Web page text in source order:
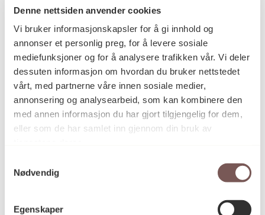
Denne nettsiden anvender cookies
Vi bruker informasjonskapsler for å gi innhold og
annonser et personlig preg, for å levere sosiale
mediefunksjoner og for å analysere trafikken vår. Vi deler
dessuten informasjon om hvordan du bruker nettstedet
vårt, med partnerne våre innen sosiale medier,
annonsering og analysearbeid, som kan kombinere den
med annen informasjon du har gjort tilgjengelig for dem,
eller som de har samlet inn gjennom din bruk av
Nødvendig
Egenskaper
Kunstner Håkon Bleken
Kategori Grafikk, Litografi
Teknikk og
materiale
Litografi på papir
Mål